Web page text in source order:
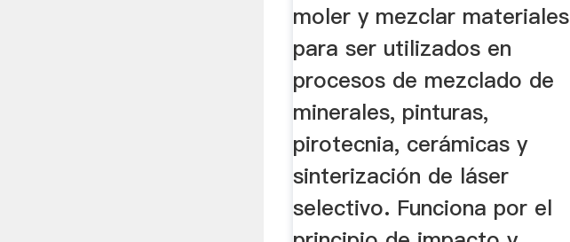
moler y mezclar materiales
para ser utilizados en
procesos de mezclado de
minerales, pinturas,
pirotecnia, cerámicas y
sinterización de láser
selectivo. Funciona por el